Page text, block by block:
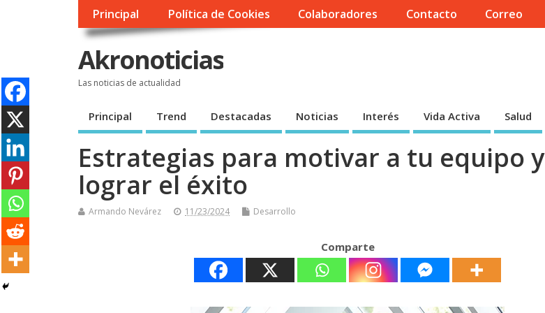
Principal Política de Cookies Colaboradores Contacto Correo
Akronoticias
Las noticias de actualidad
Principal Trend Destacadas Noticias Interés Vida Activa Salud
Estrategias para motivar a tu equipo y
lograr el éxito
Armando Nevárez 11/23/2024 Desarrollo
Comparte